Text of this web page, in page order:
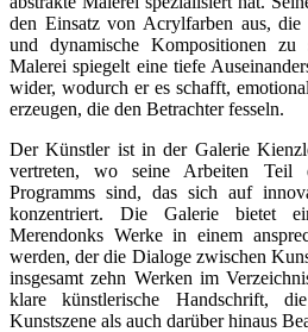
den Einsatz von Acrylfarben aus,
und dynamische Kompositionen zu
Malerei spiegelt eine tiefe
wider, wodurch er es schafft,
erzeugen, die den Betrachter fesseln.
Der Künstler ist in der Galerie
vertreten, wo seine Arbeiten Teil
Programms sind, das sich auf
konzentriert. Die Galerie bietet
Merendonks Werke in einem
werden, der die Dialoge zwischen
insgesamt zehn Werken im
klare künstlerische Handschrift,
Kunstszene als auch darüber hinaus